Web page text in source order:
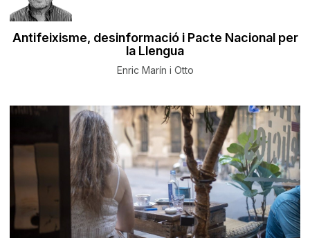
Antifeixisme, desinformació i Pacte Nacional per
la Llengua
Enric Marín i Otto